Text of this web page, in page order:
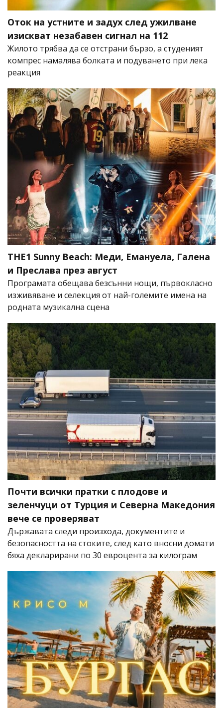
Оток на устните и задух след ужилване
изискват незабавен сигнал на 112
Жилото трябва да се отстрани бързо, а студеният
компрес намалява болката и подуването при лека
реакция
THE1 Sunny Beach: Меди, Емануела, Галена
и Преслава през август
Програмата обещава безсънни нощи, първокласно
изживяване и селекция от най-големите имена на
родната музикална сцена
Почти всички пратки с плодове и
зеленчуци от Турция и Северна Македония
вече се проверяват
Държавата следи произхода, документите и
безопасността на стоките, след като вносни домати
бяха декларирани по 30 евроцента за килограм